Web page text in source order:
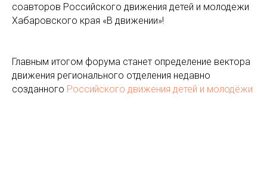
соавторов Российского движения детей и молодежи
Хабаровского края «В движении»!
Главным итогом форума станет определение вектора
движения регионального отделения недавно
созданного Российского движения детей и молодёжи